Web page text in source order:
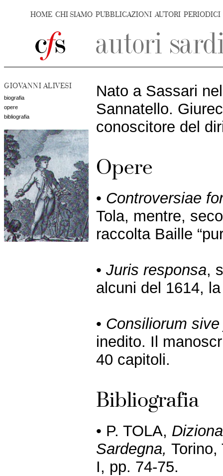
HOME CHI SIAMO PUBBLICAZIONI AUTORI PERIODICI
GIOVANNI ALIVESI
biografia
opere
bibliografia
Nato a Sassari
Sannatello.
conoscitore del
Opere
• Controversiae
Tola, mentre,
raccolta Baille
• Juris responsa,
alcuni del 1614,
• Consiliorum
inedito. Il
40 capitoli.
Bibliografia
• P. TOLA,
Sardegna,
I, pp. 74-75.